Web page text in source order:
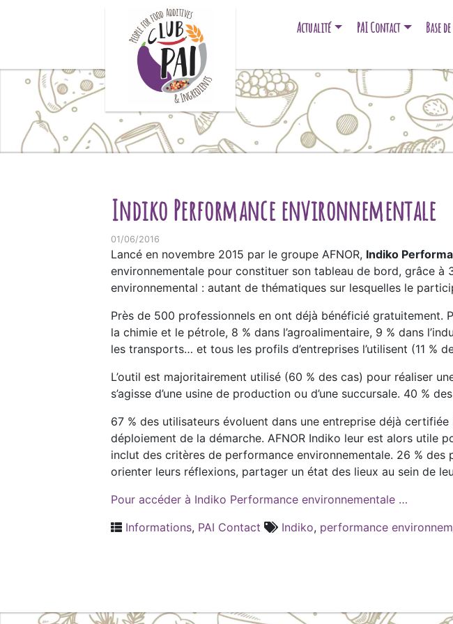
Actualité PAI Contact Base
Indiko Performance environnementale
01/06/2016
Lancé en novembre 2015 par le groupe AFNOR, Indiko
environnementale pour constituer son tableau de bord, grâce à
environnemental : autant de thématiques sur lesquelles le
Près de 500 professionnels en ont déjà bénéficié gratuitement.
la chimie et le pétrole, 8 % dans l’agroalimentaire, 9 % dans
les transports… et tous les profils d’entreprises l’utilisent (11 %
L’outil est majoritairement utilisé (60 % des cas) pour réaliser
s’agisse d’une usine de production ou d’une succursale. 40 %
67 % des utilisateurs évoluent dans une entreprise déjà
déploiement de la démarche. AFNOR Indiko leur est alors utile
inclut des critères de performance environnementale. 26 %
orienter leurs réflexions, partager un état des lieux au sein de
Pour accéder à Indiko Performance environnementale …
Informations, PAI Contact Indiko, performance